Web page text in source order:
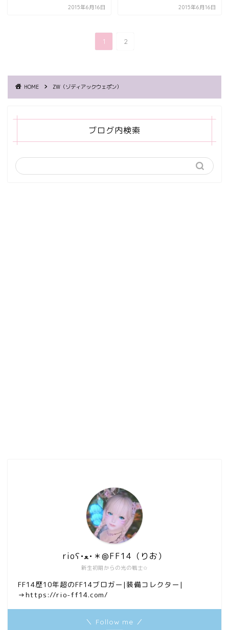
2015年6月16日 2015年6月16日
1 2
HOME ZW（ゾディアックウェポン）
ブログ内検索
新生初期からの光の戦士✩
rioʕ•ﻌ•＊@FF14（りお）
FF14歴10年超のFF14ブロガー|装備コレクター|
→https://rio-ff14.com/
＼ Follow me ／